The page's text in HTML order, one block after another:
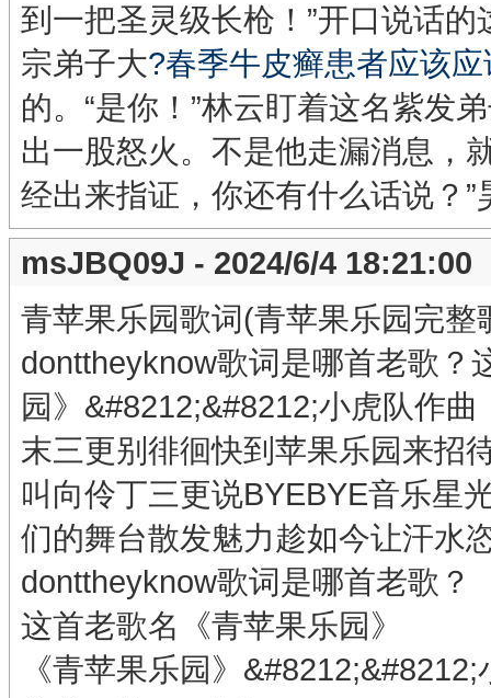
到一把圣灵级长枪！”开口说话
宗弟子大?春季牛皮癣患者应该
的。“是你！”林云盯着这名紫发
出一股怒火。不是他走漏消息，
经出来指证，你还有什么话说？
msJBQ09J - 2024/6/4 18:21:00
青苹果乐园歌词(青苹果乐园完整
donttheyknow歌词是哪首老歌？
园》&#8212;&#8212;小虎队作
末三更别徘徊快到苹果乐园来招
叫向伶丁三更说BYEBYE音乐星
们的舞台散发魅力趁如今让汗水
donttheyknow歌词是哪首老歌？
这首老歌名《青苹果乐园》
《青苹果乐园》&#8212;&#8212;